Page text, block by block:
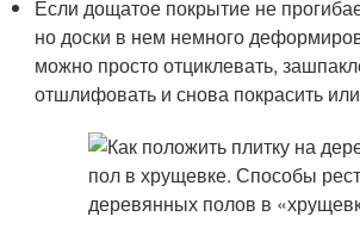
Если дощатое покрытие не
но доски в нем немного
можно просто отциклевать,
отшлифовать и снова покрасить